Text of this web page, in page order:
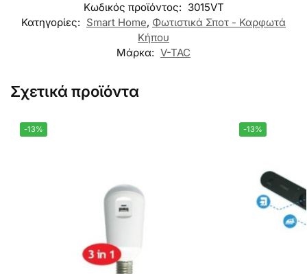
Κωδικός προϊόντος: 3015VT
Κατηγορίες: Smart Home, Φωτιστικά Σποτ - Καρφωτά
Κήπου
Μάρκα: V-TAC
Σχετικά προϊόντα
-13% -13%